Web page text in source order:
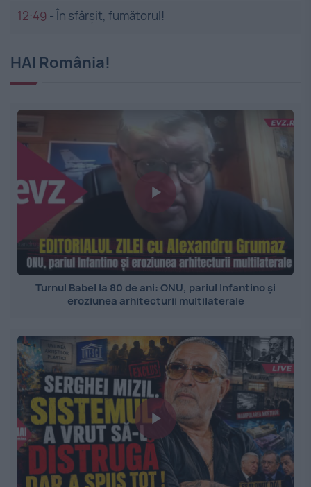
12:49 -În sfârșit, fumătorul!
HAI România!
Turnul Babel la 80 de ani: ONU, pariul Infantino și
eroziunea arhitecturii multilaterale